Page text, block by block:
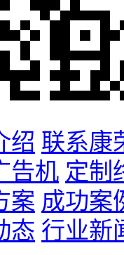
绍 联系康
告机 定制
案 成功案
态 行业新